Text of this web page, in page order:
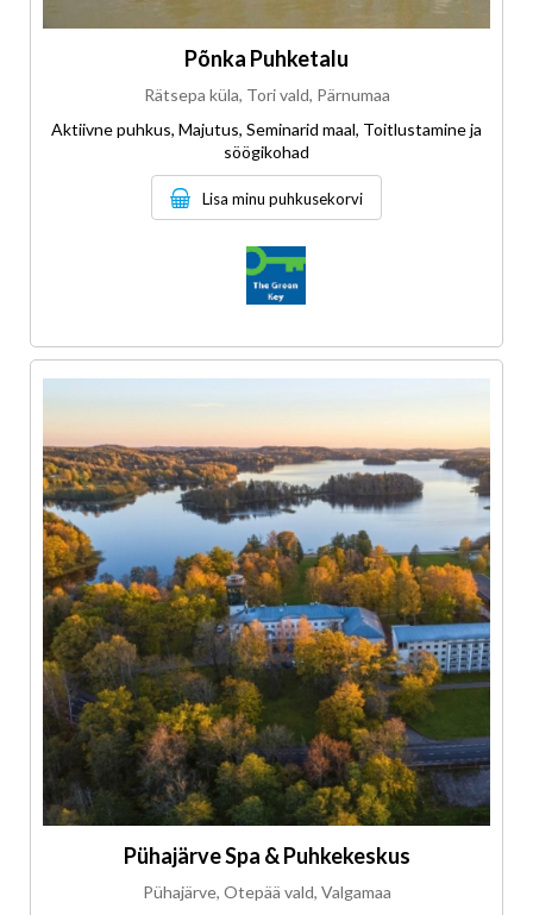
Põnka Puhketalu
Rätsepa küla, Tori vald, Pärnumaa
Aktiivne puhkus, Majutus, Seminarid maal, Toitlustamine ja
söögikohad
Lisa minu puhkusekorvi
Pühajärve Spa & Puhkekeskus
Pühajärve, Otepää vald, Valgamaa